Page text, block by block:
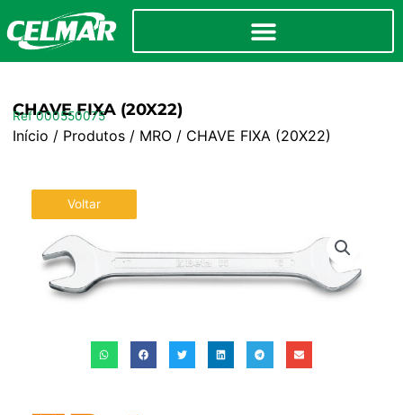
CHAVE FIXA (20X22)
Ref 000550075
Início / Produtos/ MRO/ CHAVE FIXA (20X22)
Voltar